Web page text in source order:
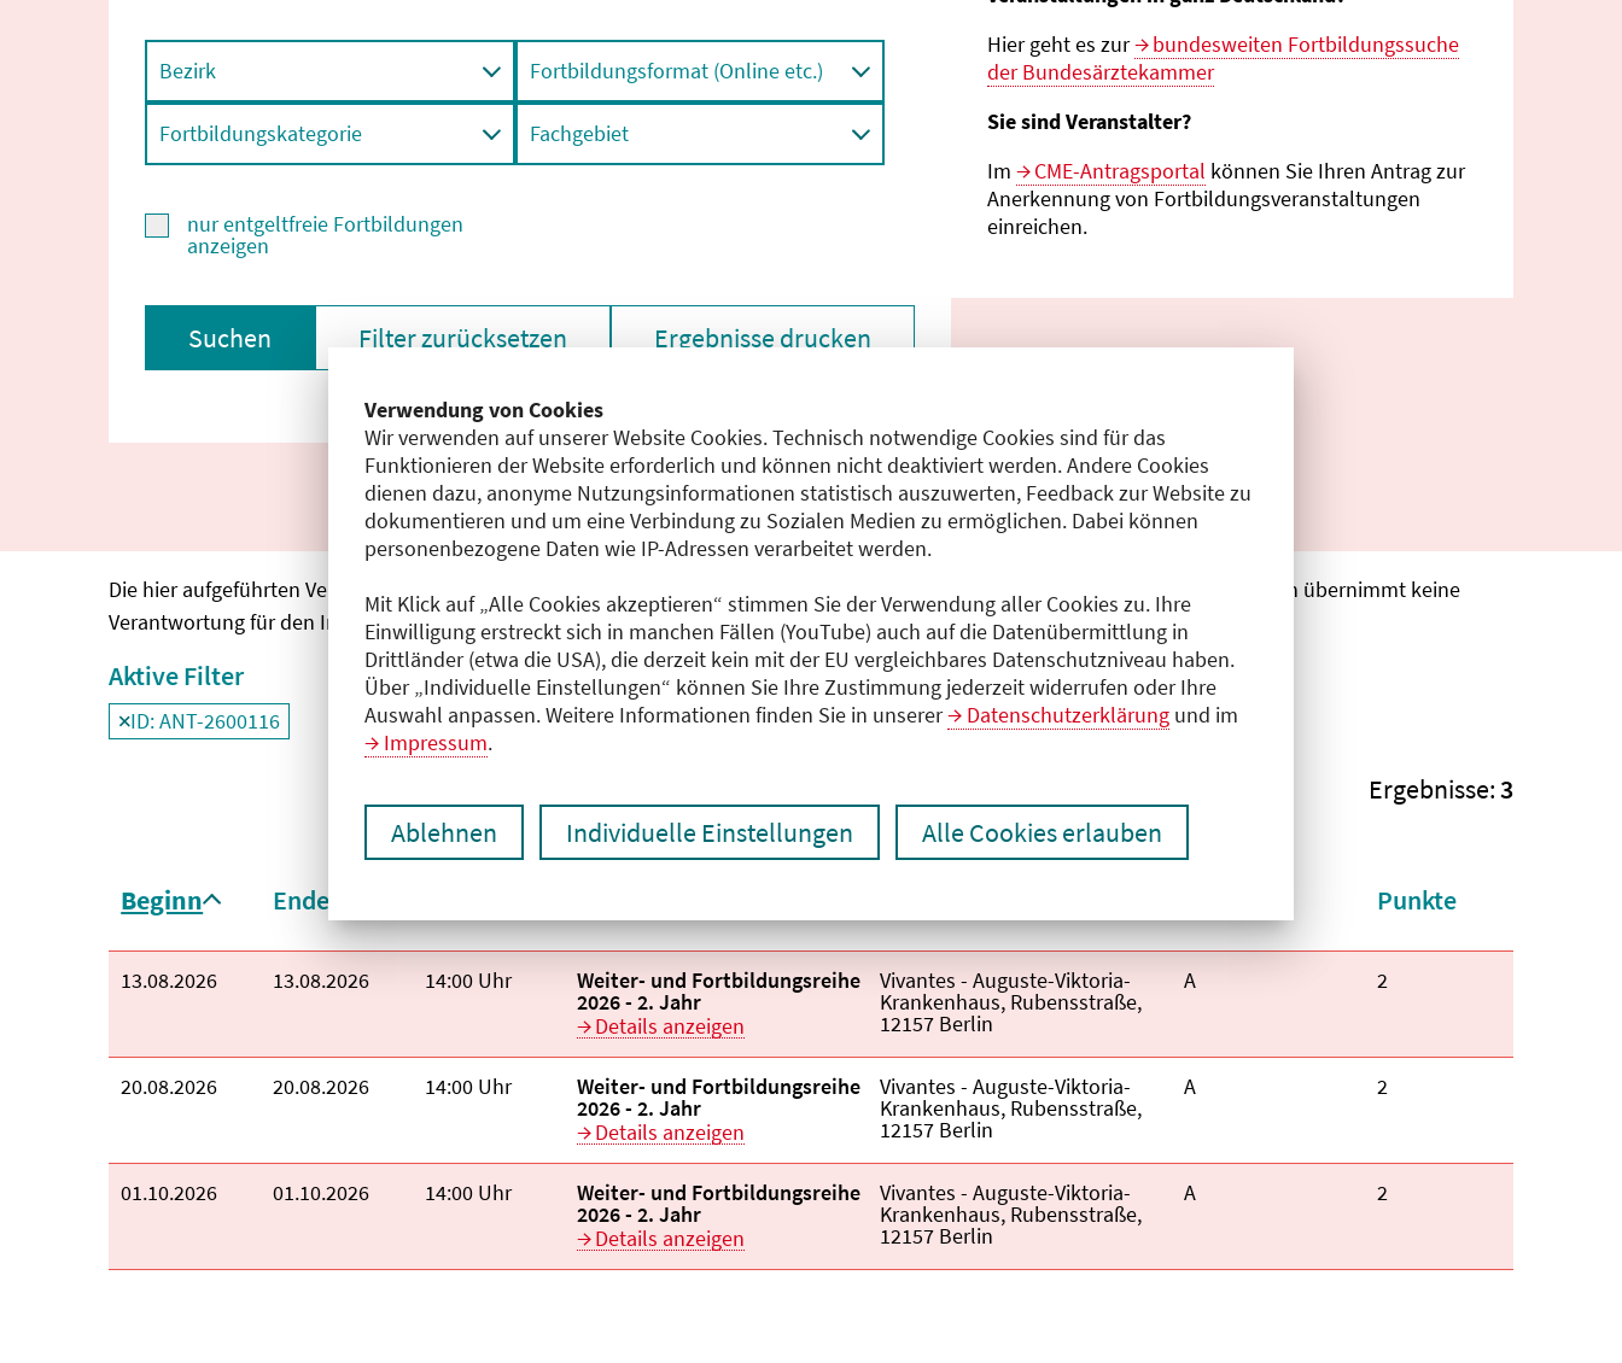
Verwendung von Cookies
Wir verwenden auf unserer Website Cookies. Technisch notwendige Cookies sind für das
Funktionieren der Website erforderlich und können nicht deaktiviert werden. Andere Cookies
dienen dazu, anonyme Nutzungsinformationen statistisch auszuwerten, Feedback zur Website zu
dokumentieren und um eine Verbindung zu Sozialen Medien zu ermöglichen. Dabei können
personenbezogene Daten wie IP-Adressen verarbeitet werden.
Mit Klick auf „Alle Cookies akzeptieren“ stimmen Sie der Verwendung aller Cookies zu. Ihre
Einwilligung erstreckt sich in manchen Fällen (YouTube) auch auf die Datenübermittlung in
Drittländer (etwa die USA), die derzeit kein mit der EU vergleichbares Datenschutzniveau haben.
Über „Individuelle Einstellungen“ können Sie Ihre Zustimmung jederzeit widerrufen oder Ihre
Auswahl anpassen. Weitere Informationen finden Sie in unserer
Datenschutzerklärung und im
Impressum.
Ablehnen Individuelle Einstellungen Alle Cookies erlauben
Bezirk
Fortbildungskategorie
Fortbildungsformat (Online etc.)
Fachgebiet
nur entgeltfreie Fortbildungen
anzeigen
Suchen Filter zurücksetzen Ergebnisse drucken
Hier geht es zur
bundes­weiten Fortbildungs­suche
der Bundesärztekammer
Sie sind Veranstalter?
Im
CME-Antragsportal können Sie Ihren Antrag zur
Anerkennung von Fortbildungs­veranstaltungen
einreichen.
Die hier aufgeführten Veranstaltungen entsprechen den unmittelbar vom Veranstalter getätigten Angaben. Die Ärztekammer Berlin übernimmt keine
Verantwortung für den Inhalt, die Haftung obliegt dem Veranstalter.
Aktive Filter
Filter
ID: ANT-2600116
deaktivieren und Suchergebnisse neu laden
Ergebnisse:3
Beginn
aufsteigend sortiert
Ende aufsteigend aufsteigend Punkte
Beginn:
13.08.2026 Ende:
13.08.2026 Uhrzeit:
14:00 Uhr Veranstaltungstitel:
Weiter- und Fortbildungsreihe
2026 - 2. Jahr
Details anzeigen
Veranstaltungsort:
Vivantes - Auguste-Viktoria-
Krankenhaus, Rubensstraße,
12157 Berlin
Kategorie:
A Fortbildungspunkte:
2
Beginn:
20.08.2026 Ende:
20.08.2026 Uhrzeit:
14:00 Uhr Veranstaltungstitel:
Weiter- und Fortbildungsreihe
2026 - 2. Jahr
Details anzeigen
Veranstaltungsort:
Vivantes - Auguste-Viktoria-
Krankenhaus, Rubensstraße,
12157 Berlin
Kategorie:
A Fortbildungspunkte:
2
Beginn:
01.10.2026 Ende:
01.10.2026 Uhrzeit:
14:00 Uhr Veranstaltungstitel:
Weiter- und Fortbildungsreihe
2026 - 2. Jahr
Details anzeigen
Veranstaltungsort:
Vivantes - Auguste-Viktoria-
Krankenhaus, Rubensstraße,
12157 Berlin
Kategorie:
A Fortbildungspunkte:
2